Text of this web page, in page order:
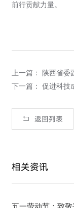
前行贡献力量。
上一篇： 陕西省
返回列表
相关资讯
五一劳动节：致